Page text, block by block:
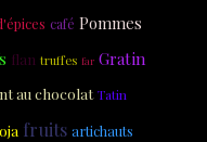
café Pommes
flan truffes far Gratin
au chocolat Tatin
fruits artichauts